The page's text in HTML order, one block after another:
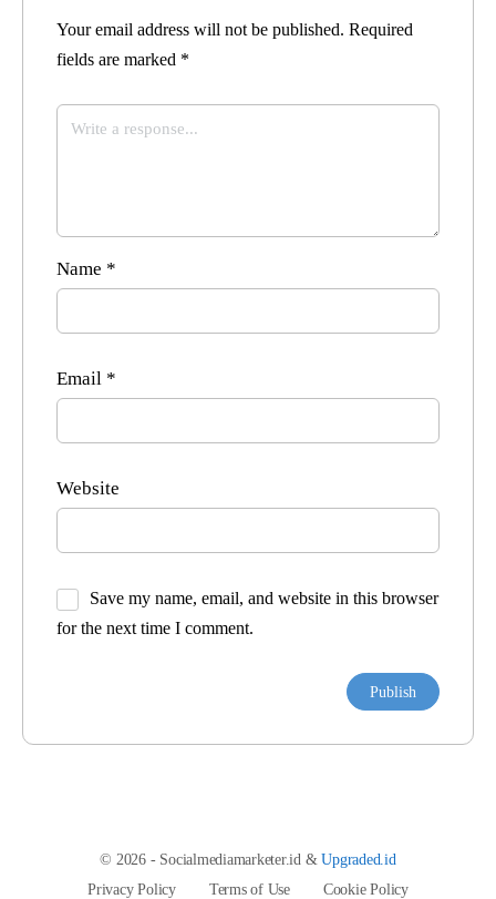
Your email address will not be published. Required
fields are marked *
Name *
Email *
Website
Save my name, email, and website in this browser
for the next time I comment.
© 2026 - Socialmediamarketer.id &Upgraded.id
Privacy Policy
Terms of Use Cookie Policy